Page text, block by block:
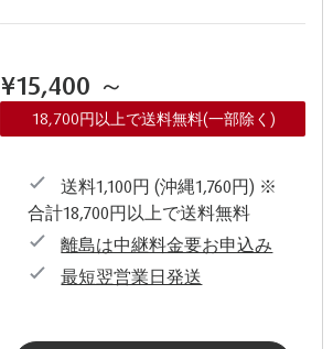
¥15,400 ～
18,700円以上で送料無料(一部除く)
送料1,100円 (沖縄1,760円) ※
合計18,700円以上で送料無料
離島は中継料金要お申込み
最短翌営業日発送